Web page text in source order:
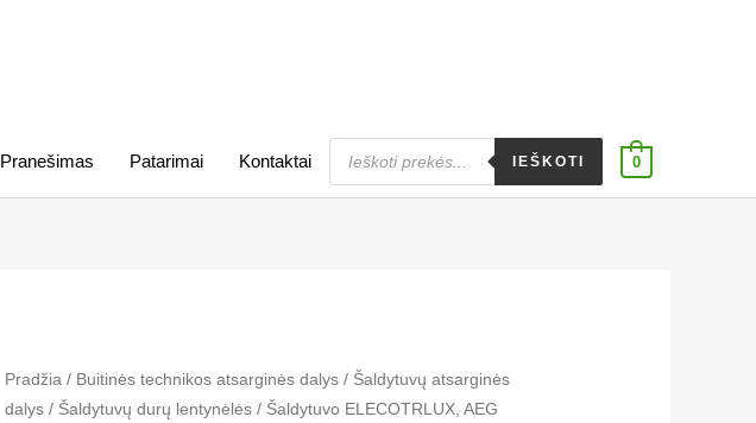
Pranešimas Patarimai Kontaktai
Products
search
IEŠKOTI 0
Pradžia / Buitinės technikos atsarginės dalys / Šaldytuvų atsarginės
dalys / Šaldytuvų durų lentynėlės / Šaldytuvo ELECOTRLUX, AEG
produkto
kiekis: